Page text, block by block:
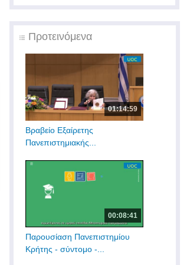
Προτεινόμενα
01:14:59
Βραβείο Εξαίρετης
Πανεπιστημιακής...
00:08:41
Παρουσίαση Πανεπιστημίου
Κρήτης - σύντομο -...